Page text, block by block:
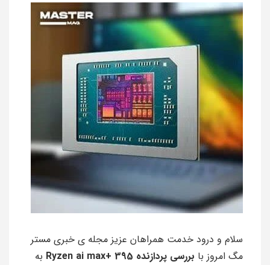
سلام و درود خدمت همراهان عزیز مجله‌‌‌ ی خبری مستر
مگ امروز با بررسی پردازنده Ryzen ai max+ 395
به